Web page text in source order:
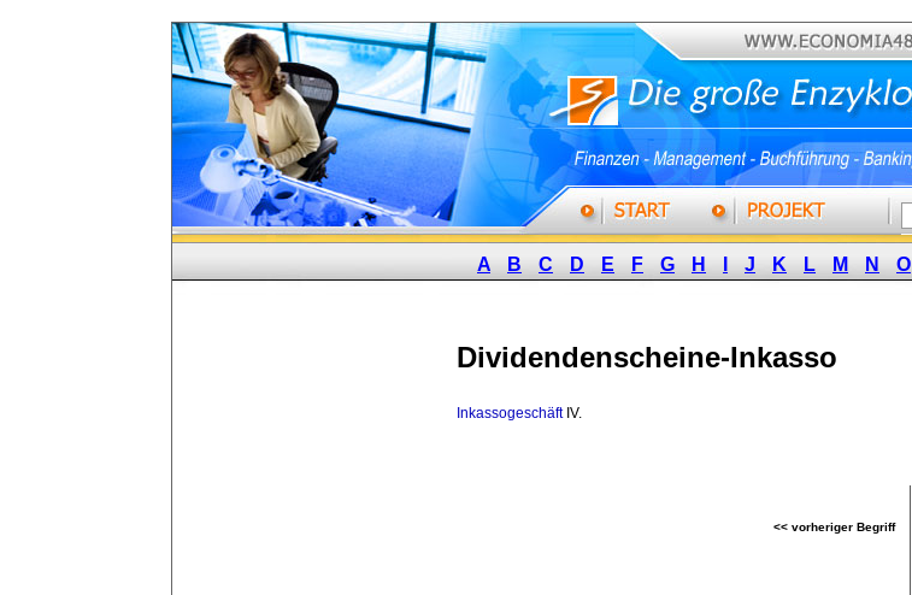
A B C D E F G H J K L M N O
Dividendenscheine-Inkasso
InkassogeschäftIV.
<< vorheriger Begriff